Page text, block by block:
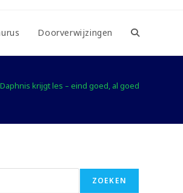
Doorverwijzingen Toggle
zoeken
Daphnis krijgt les – eind goed, al goed
ZOEKEN